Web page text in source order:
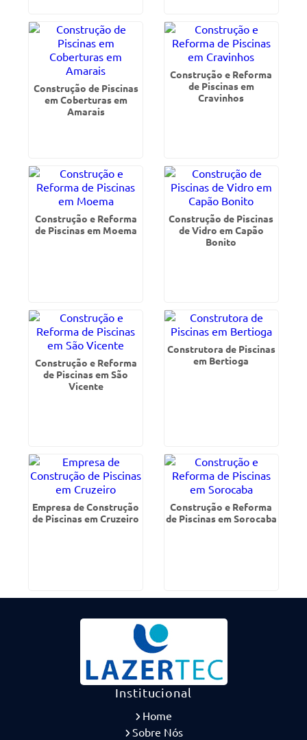
Construção de Piscinas
em Coberturas em
Amarais
Construção e Reforma
de Piscinas em
Cravinhos
Construção e Reforma
de Piscinas em Moema
Construção de Piscinas
de Vidro em Capão
Bonito
Construção e Reforma
de Piscinas em São
Vicente
Construtora de Piscinas
em Bertioga
Empresa de Construção
de Piscinas em Cruzeiro
Construção e Reforma
de Piscinas em Sorocaba
Institucional
Home
Sobre Nós